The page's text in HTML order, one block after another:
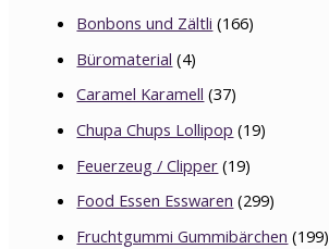
Bonbons und Zältli (166)
Büromaterial (4)
Caramel Karamell (37)
Chupa Chups Lollipop (19)
Feuerzeug / Clipper (19)
Food Essen Esswaren (299)
Fruchtgummi Gummibärchen (199)